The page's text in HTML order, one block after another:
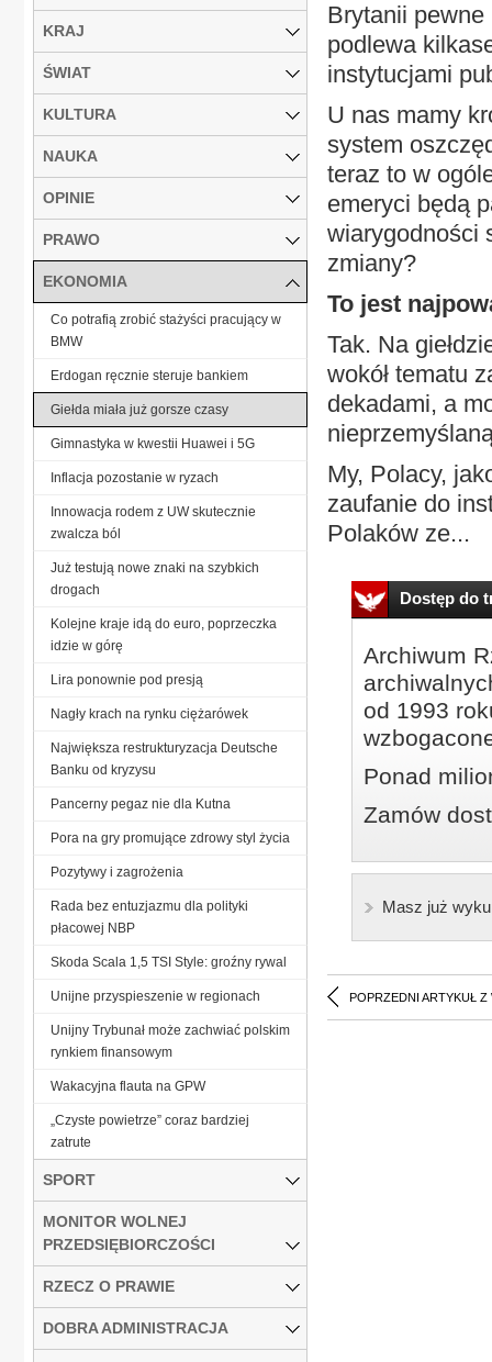
Brytanii
podlewa
instytucjami
U nas mamy
system
teraz to w
emeryci będą
wiarygodności
zmiany?
To jest
Tak. Na
wokół tematu
dekadami, a
My, Polacy,
zaufanie do
Polaków ze...
Dostęp do
Archiwum
od 1993
Ponad
Zamów
Masz już
POPRZEDNI ARTYKUŁ Z
KRAJ
ŚWIAT
KULTURA
NAUKA
OPINIE
PRAWO
EKONOMIA
Co potrafią zrobić stażyści pracujący w
BMW
Erdogan ręcznie steruje bankiem
Giełda miała już gorsze czasy
Gimnastyka w kwestii Huawei i 5G
Inflacja pozostanie w ryzach
Innowacja rodem z UW skutecznie
zwalcza ból
Już testują nowe znaki na szybkich
drogach
Kolejne kraje idą do euro, poprzeczka
idzie w górę
Lira ponownie pod presją
Nagły krach na rynku ciężarówek
Największa restrukturyzacja Deutsche
Banku od kryzysu
Pancerny pegaz nie dla Kutna
Pora na gry promujące zdrowy styl życia
Pozytywy i zagrożenia
Rada bez entuzjazmu dla polityki
płacowej NBP
Skoda Scala 1,5 TSI Style: groźny rywal
Unijne przyspieszenie w regionach
Unijny Trybunał może zachwiać polskim
rynkiem finansowym
Wakacyjna flauta na GPW
„Czyste powietrze” coraz bardziej
zatrute
SPORT
MONITOR WOLNEJ
PRZEDSIĘBIORCZOŚCI
RZECZ O PRAWIE
DOBRA ADMINISTRACJA